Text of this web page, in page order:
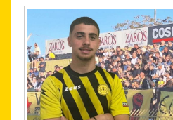
ΑΚΑΔΗΜΙΑ
ΜΠΑΣΚΕΤ
ΕΠΙΚΟΙΝΩΝΙΑ